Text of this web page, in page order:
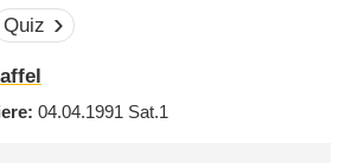
Quiz
04.04.1991 Sat.1